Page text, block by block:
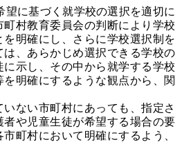
に基づく就学校の選択を適切に
村教育委員会の判断により学校
明確にし、さらに学校選択制を
、あらかじめ選択できる学校の
示し、その中から就学する学校
明確にするような観点から、関
ない市町村にあっても、指定さ
や児童生徒が希望する場合の要
町村において明確にするよう、